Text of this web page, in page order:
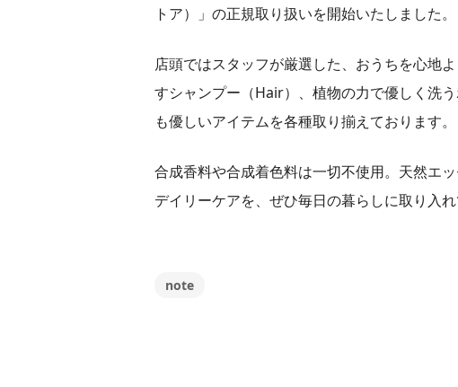
トア）」の正規取り扱いを開始いたしました。
店頭ではスタッフが厳選した、おうちを心地
すシャンプー（Hair）、植物の力で優しく洗
も優しいアイテムを各種取り揃えております。
合成香料や合成着色料は一切不使用。天然エ
デイリーケアを、ぜひ毎日の暮らしに取り入れ
note